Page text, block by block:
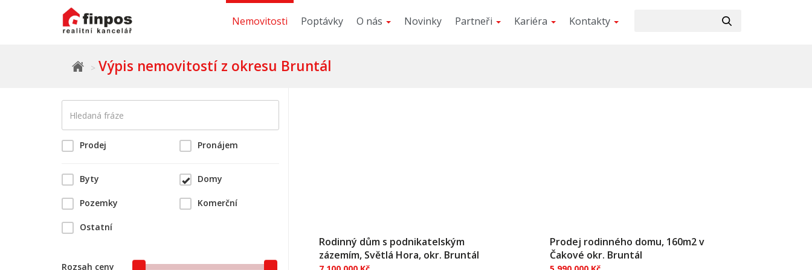
Nemovitosti Poptávky O nás Novinky Partneři Kariéra Kontakty
Výpis nemovitostí z okresu Bruntál
Prodej Pronájem
Byty Domy
Pozemky Komerční
Ostatní
Rozsah ceny
Rodinný dům s podnikatelským
zázemím, Světlá Hora, okr. Bruntál
Prodej rodinného domu, 160m2 v
Čakové okr. Bruntál